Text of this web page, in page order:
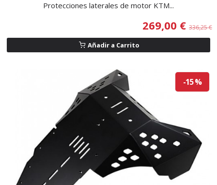
Protecciones laterales de motor KTM...
269,00 € 336,25 €
Añadir a Carrito
-15 %